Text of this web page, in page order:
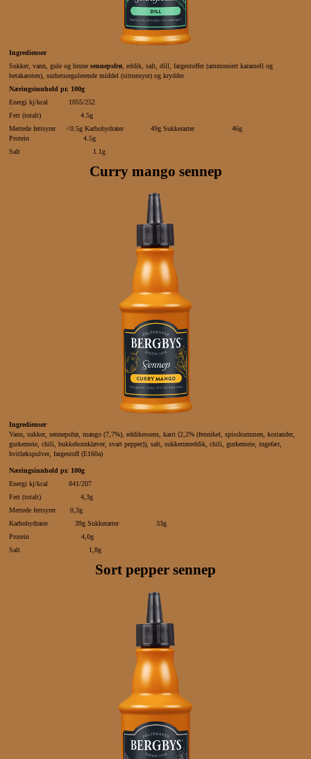
Ingredienser
Sukker, vann, gule og brunesennepsfrø, eddik, salt, dill, fargestoffer (ammoniert karamell og
betakaroten), surhetsregulerende middel (sitronsyre) og krydder
Næringsinnhold pr. 100g
Energi kj/kcal 1055/252
Fett (totalt) 4.5g
Mettede fettsyrer <0.5g Karbohydrater 49g Sukkerarter 46g
Protein 4.5g
Salt 1.1g
Curry mango sennep
Ingredienser
Vann, sukker, sennepsfrø, mango (7,7%), eddikessens, karri (2,2% (fennikel, spisskummen, koriander,
gurkemeie, chili, bukkehornkløver, svart pepper)), salt, sukkerrøreddik, chili, gurkemeie, ingefær,
hvitløkspulver, fargestoff (E160a)
Næringsinnhold pr. 100g
Energi kj/kcal 841/207
Fett (totalt) 4,3g
Mettede fettsyrer 0,3g
Karbohydrater 39g Sukkerarter 33g
Protein 4,0g
Salt 1,8g
Sort pepper sennep